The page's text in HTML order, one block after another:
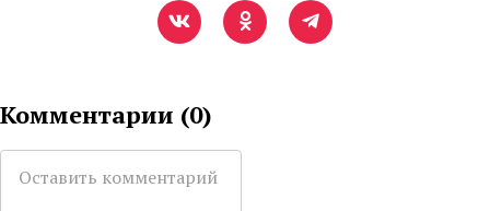
Комментарии (0)